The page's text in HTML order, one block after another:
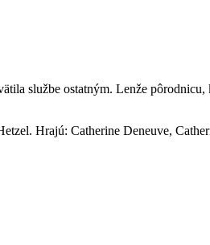
službe ostatným. Lenže
Hrajú: Catherine Deneuve,